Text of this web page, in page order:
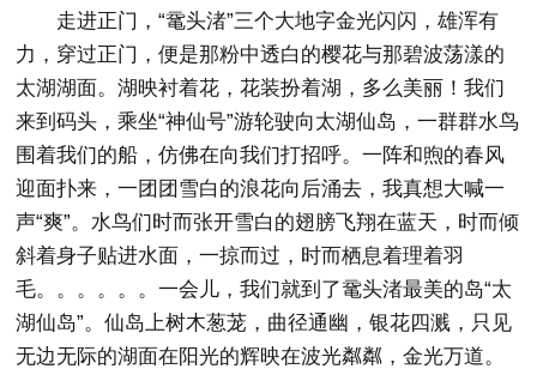
走进正门，“鼋头渚”三个大地字金光闪闪，雄浑有
力，穿过正门，便是那粉中透白的樱花与那碧波荡漾的
太湖湖面。湖映衬着花，花装扮着湖，多么美丽！我们
来到码头，乘坐“神仙号”游轮驶向太湖仙岛，一群群水鸟
围着我们的船，仿佛在向我们打招呼。一阵和煦的春风
迎面扑来，一团团雪白的浪花向后涌去，我真想大喊一
声“爽”。水鸟们时而张开雪白的翅膀飞翔在蓝天，时而倾
斜着身子贴进水面，一掠而过，时而栖息着理着羽
毛。。。。。。一会儿，我们就到了鼋头渚最美的岛“太
湖仙岛”。仙岛上树木葱茏，曲径通幽，银花四溅，只见
无边无际的湖面在阳光的辉映在波光粼粼，金光万道。